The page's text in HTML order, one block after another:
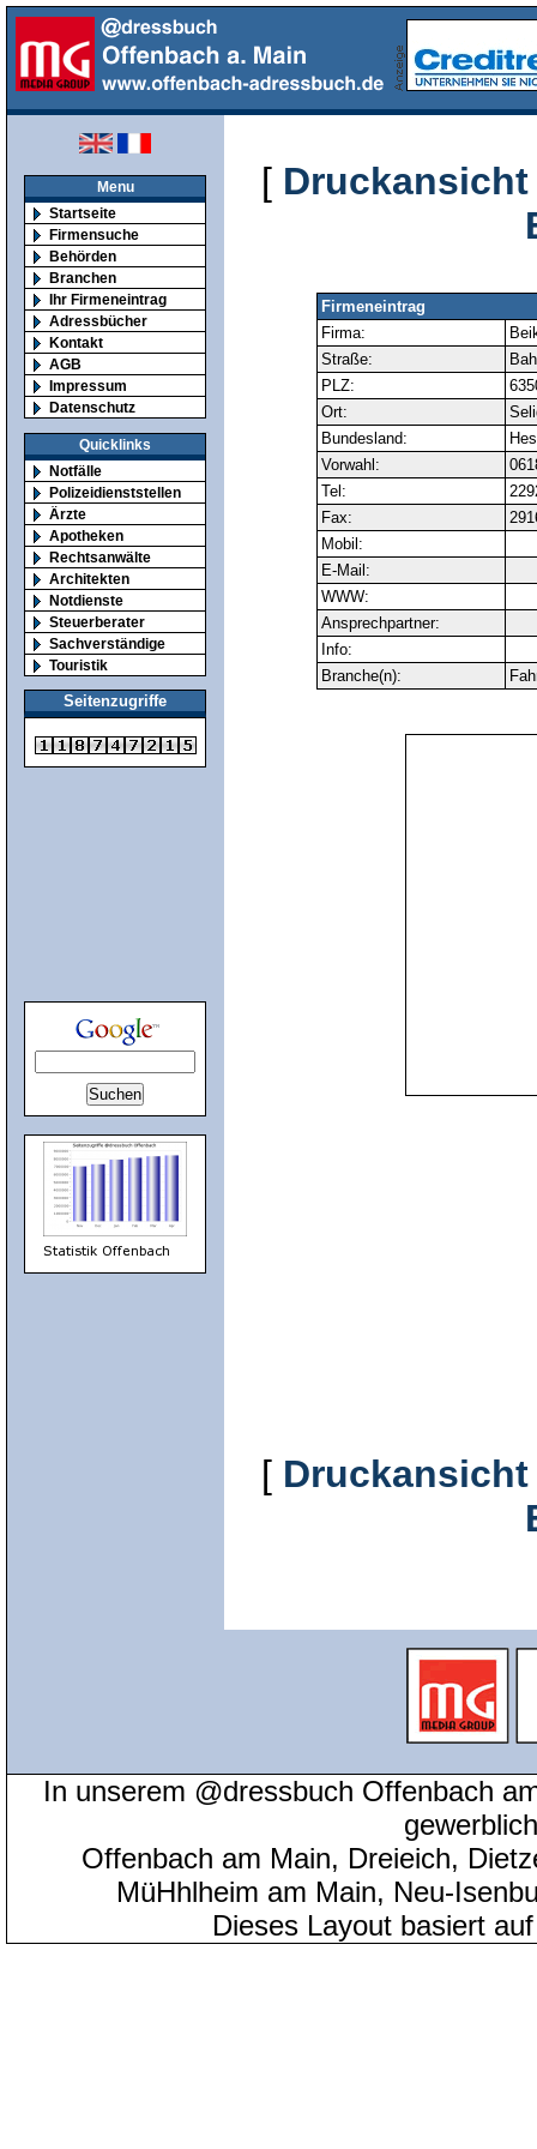
Menu
Startseite
Firmensuche
Behörden
Branchen
Ihr Firmeneintrag
Adressbücher
Kontakt
AGB
Impressum
Datenschutz
Quicklinks
Notfälle
Polizeidienststellen
Ärzte
Apotheken
Rechtsanwälte
Architekten
Notdienste
Steuerberater
Sachverständige
Touristik
Seitenzugriffe
[ Druckansicht
Firmeneintrag
Firma:
Straße:
PLZ:
Ort:
Bundesland:
Vorwahl:
Tel:
Fax:
Mobil:
E-Mail:
WWW:
Ansprechpartner:
Info:
Branche(n):
[ Druckansicht
In unserem @dressbuch Offenbach
Offenbach am Main, Dreieich,
MüHhlheim am Main, Neu-
Dieses Layout basiert